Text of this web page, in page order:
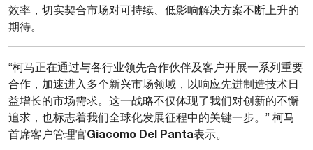
效率，切实契合市场对可持续、低影响解决方案不断上升的
期待。
“柯马正在通过与各行业领先合作伙伴及客户开展一系列重要
合作，加速进入多个新兴市场领域，以响应先进制造技术日
益增长的市场需求。这一战略不仅体现了我们对创新的不懈
追求，也标志着我们全球化发展征程中的关键一步。” 柯马
首席客户管理官Giacomo Del Panta表示。